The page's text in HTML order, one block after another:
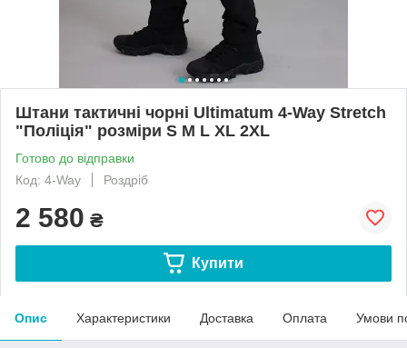
Штани тактичні чорні Ultimatum 4-Way Stretch
"Поліція" розміри S M L XL 2XL
Готово до відправки
Код: 4-Way
Роздріб
2 580 ₴
Купити
Опис Характеристики Доставка Оплата Умови